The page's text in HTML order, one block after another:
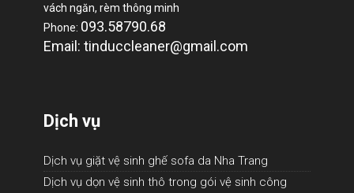
vách ngăn, rèm thông minh
Phone: 093.58790.68
Email: tinduccleaner@gmail.com
Dịch vụ
Dịch vụ giặt vệ sinh ghế sofa da Nha Trang
Dịch vụ dọn vệ sinh thô trong gói vệ sinh công